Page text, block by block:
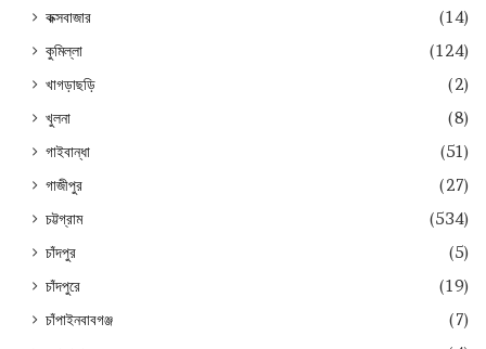
কক্সবাজার
(14)
কুমিল্লা
(124)
খাগড়াছড়ি
(2)
খুলনা
(8)
গাইবান্ধা
(51)
গাজীপুর
(27)
চট্টগ্রাম
(534)
চাঁদপুর
(5)
চাঁদপুরে
(19)
চাঁপাইনবাবগঞ্জ
(7)